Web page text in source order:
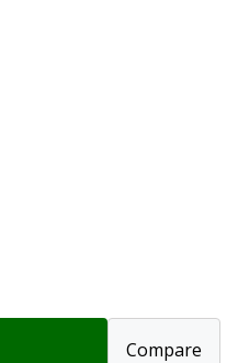
Compare